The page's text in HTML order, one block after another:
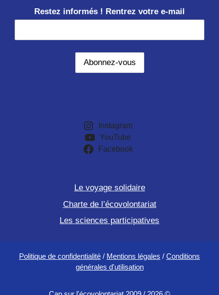
Restez informés ! Rentrez votre e-mail
Instagram
YouTube
Facebook
Le voyage solidaire
Charte de l’écovolontariat
Les sciences participatives
Politique de confidentialité / Mentions légales / Conditions
générales d'utilisation